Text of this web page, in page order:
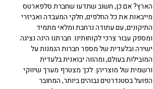
הארץ? אם כן, חשוב שתדעו שחברת סלפארטס
מייבאות את כל החלפים, חלקי המעבדה ואביזרי
התיקונים, עם עתודה נרחבת ומלאי מתמיד
ומספק עבור צרכי לקוחותינו. חברתנו הינה נציגה
ישירה ובלעדית של מספר חברות הנמנות על
המובילות בעולם, ומהווה יבואנית בלעדית
ורשמית של מוצריהן. לכך מצטרף מערך שיווקי
הפועל בסטנדרטים גבוהים ביותר, המחובר